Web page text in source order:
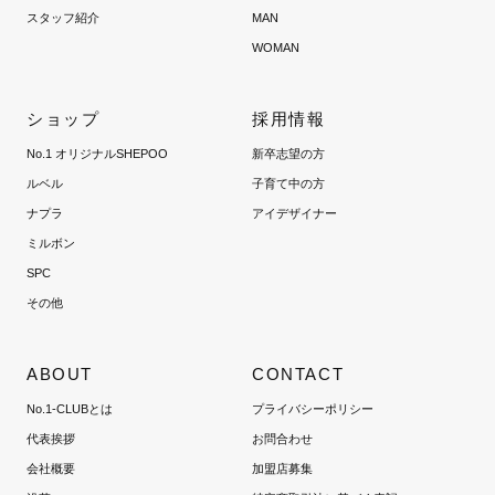
スタッフ紹介 MAN
WOMAN
ショップ
No.1 オリジナルSHEPOO
ルベル
ナプラ
ミルボン
SPC
その他
採用情報
新卒志望の方
子育て中の方
アイデザイナー
ABOUT
No.1-CLUBとは
代表挨拶
会社概要
CONTACT
プライバシーポリシー
お問合わせ
加盟店募集
メッセージを送信する